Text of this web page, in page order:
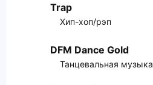
Trap
Хип-хоп/рэп
DFM Dance Gold
Танцевальная музыка